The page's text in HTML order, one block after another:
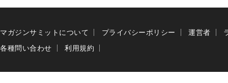
マガジンサミットについて プライバシーポリシー 運営者
各種問い合わせ
利用規約